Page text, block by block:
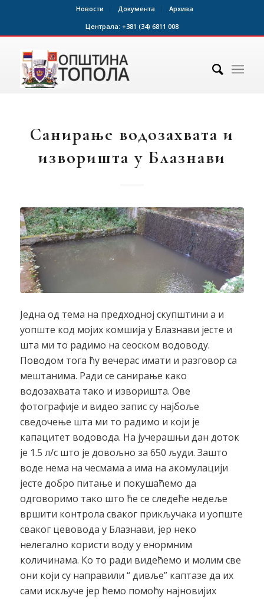
Новости Документа
Архива
Централа: +381 (34) 6811 008
Санирање водозахвата и
изворишта у Блазнави
Једна од тема на предходној скупштини а и
уопште код мојих комшија у Блазнави јесте и
шта ми то радимо на сеоском водоводу.
Поводом тога ћу вечерас имати и разговор са
мештанима. Ради се санирање како
водозахвата тако и изворишта. Ове
фотографије и видео запис су најбоље
сведочење шта ми то радимо и који је
капацитет водовода. На јучерашњи дан доток
је 1.5 л/с што је довољно за 650 људи. Зашто
воде нема на чесмама а има на акомулацији
јесте добро питање и покушаћемо да
одговоримо тако што ће се следеће недеље
вршити контрола сваког прикључака и уопште
сваког цевовода у Блазнави, јер неко
нелегално користи воду у енормним
количинама. Ко то ради видећемо и молим све
они који су направили “ дивље” каптазе да их
сами искључе јер ћемо помоћу најновијих